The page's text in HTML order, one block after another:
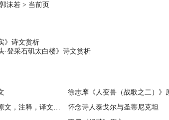
郭沫若 > 当前页
》诗文赏析
·登采石矶太白楼》诗文赏析
徐志摩《人变兽（战歌之二）》
王维《送杨长史赴果州》原文，注释，译文，赏析
怀念诗人泰戈尔与圣蒂尼克坦